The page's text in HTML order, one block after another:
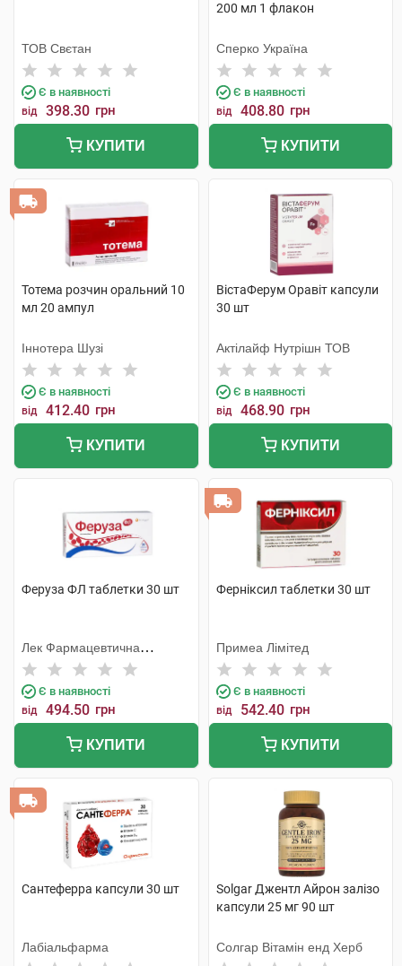
ТОВ Свєтан
Є в наявності
від 398.30 грн
КУПИТИ
200 мл 1 флакон
Сперко Україна
Є в наявності
від 408.80 грн
КУПИТИ
Тотема розчин оральний 10
мл 20 ампул
Іннотера Шузі
Є в наявності
від 412.40 грн
КУПИТИ
ВістаФерум Оравіт капсули
30 шт
Актілайф Нутрішн ТОВ
Є в наявності
від 468.90 грн
КУПИТИ
Феруза ФЛ таблетки 30 шт
Лек Фармацевтична
компанія
Є в наявності
від 494.50 грн
КУПИТИ
Ферніксил таблетки 30 шт
Примеа Лімітед
Є в наявності
від 542.40 грн
КУПИТИ
Сантеферра капсули 30 шт
Лабіальфарма
Solgar Джентл Айрон залізо
капсули 25 мг 90 шт
Солгар Вітамін енд Херб